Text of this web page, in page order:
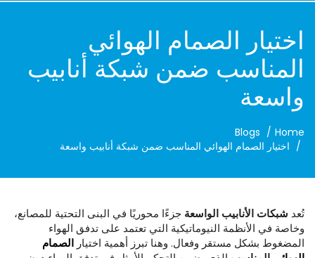
اختيار الصمام الهوائي
المناسب ضمن شبكة أنابيب
واسعة
Home
Blogs
اختيار الصمام الهوائي المناسب ضمن شبكة أنابيب واسعة
تُعد شبكات الأنابيب الواسعة جزءًا محوريًا في البنى التحتية للمصانع،
وخاصة في الأنظمة النيوماتيكية التي تعتمد على تدفق الهواء
المضغوط بشكل مستقر وفعال. وهنا تبرز أهمية اختيار الصمام